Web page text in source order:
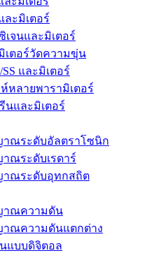
ละมิเตอร์
เจนและมิเตอร์
เตอร์วัดความขุ่น
SS และมิเตอร์
ห์หลายพารามิเตอร์
นและมิเตอร์
าณระดับอัลตราโซนิก
ณระดับเรดาร์
าณระดับอุทกสถิต
าณความดัน
าณความดันแตกต่าง
แบบดิจิตอล